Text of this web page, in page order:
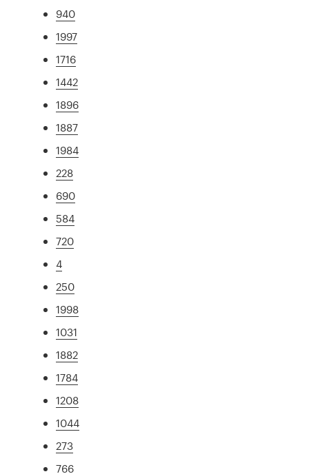
940
1997
1716
1442
1896
1887
1984
228
690
584
720
4
250
1998
1031
1882
1784
1208
1044
273
766